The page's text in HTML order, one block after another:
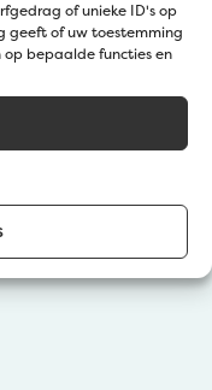
of unieke ID's op
geeft of uw toestemming
bepaalde functies en
4/07, 11/07 &